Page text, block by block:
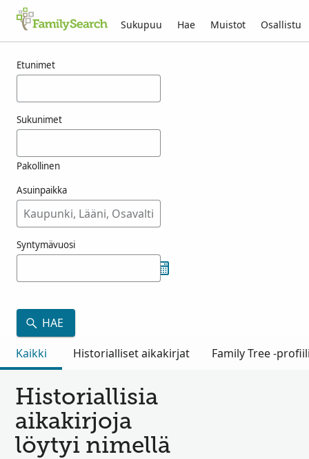
Sukupuu Hae Muistot Osallistu
Etunimet
Sukunimet
Pakollinen
Asuinpaikka
Syntymävuosi
HAE
Kaikki
Historialliset aikakirjat Family Tree -
Historiallisia
aikakirjoja
löytyi nimellä